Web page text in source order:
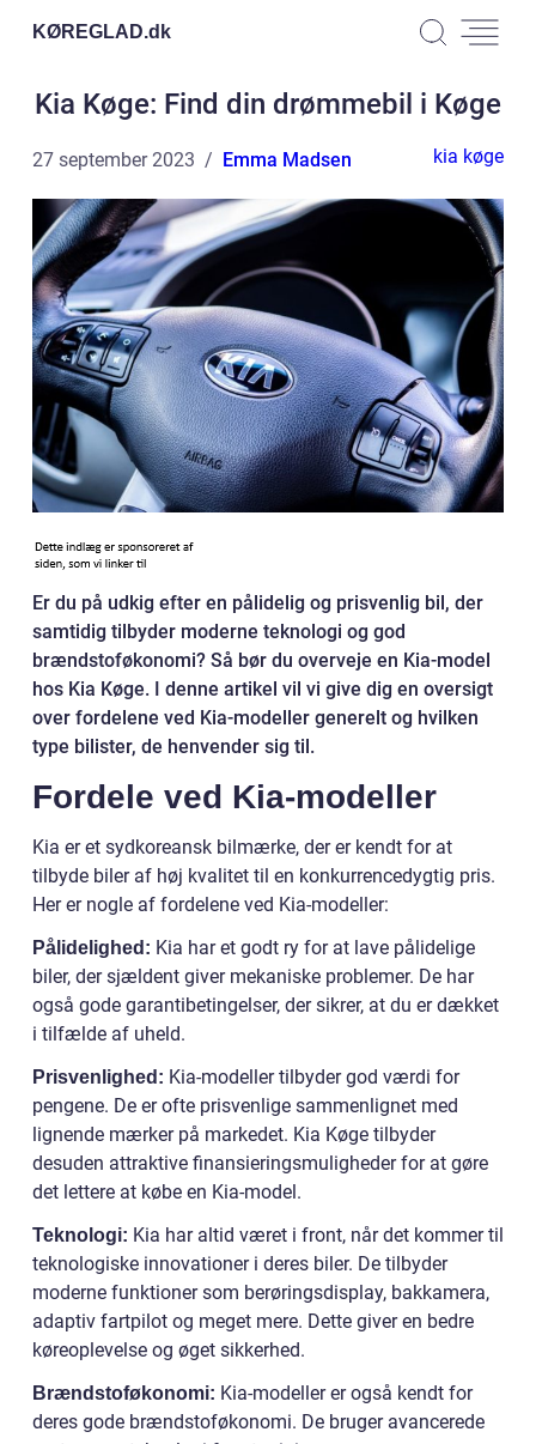
KØREGLAD.dk
Kia Køge: Find din drømmebil i Køge
27 september 2023 Emma Madsen kia køge
Er du på udkig efter en pålidelig og prisvenlig bil, der
samtidig tilbyder moderne teknologi og god
brændstoføkonomi? Så bør du overveje en Kia-model
hos Kia Køge. I denne artikel vil vi give dig en oversigt
over fordelene ved Kia-modeller generelt og hvilken
type bilister, de henvender sig til.
Fordele ved Kia-modeller
Kia er et sydkoreansk bilmærke, der er kendt for at
tilbyde biler af høj kvalitet til en konkurrencedygtig pris.
Her er nogle af fordelene ved Kia-modeller:
Pålidelighed: Kia har et godt ry for at lave pålidelige
biler, der sjældent giver mekaniske problemer. De har
også gode garantibetingelser, der sikrer, at du er dækket
i tilfælde af uheld.
Prisvenlighed: Kia-modeller tilbyder god værdi for
pengene. De er ofte prisvenlige sammenlignet med
lignende mærker på markedet. Kia Køge tilbyder
desuden attraktive finansieringsmuligheder for at gøre
det lettere at købe en Kia-model.
Teknologi: Kia har altid været i front, når det kommer til
teknologiske innovationer i deres biler. De tilbyder
moderne funktioner som berøringsdisplay, bakkamera,
adaptiv fartpilot og meget mere. Dette giver en bedre
køreoplevelse og øget sikkerhed.
Brændstoføkonomi: Kia-modeller er også kendt for
deres gode brændstoføkonomi. De bruger avancerede